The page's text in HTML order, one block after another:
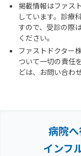
掲載情報はファス
しています。診療
すので、受診の際
ください。
ファストドクター
ついて一切の責任
どは、お問い合わ
病院
インフ